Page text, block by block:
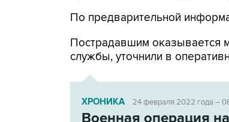
По предварительной
Пострадавшим оказывается
службы, уточнили в
ХРОНИКА 24 февраля 2022 года –
Военная операция